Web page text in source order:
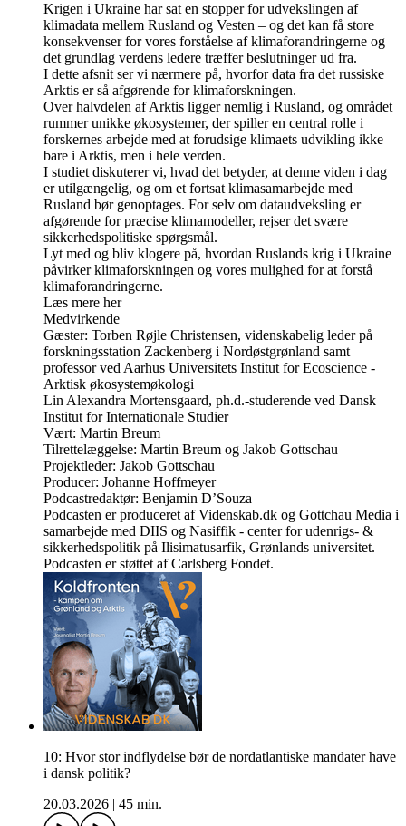
Krigen i Ukraine har sat en stopper for udvekslingen af
klimadata mellem Rusland og Vesten – og det kan få store
konsekvenser for vores forståelse af klimaforandringerne og
det grundlag verdens ledere træffer beslutninger ud fra.
I dette afsnit ser vi nærmere på, hvorfor data fra det russiske
Arktis er så afgørende for klimaforskningen.
Over halvdelen af Arktis ligger nemlig i Rusland, og området
rummer unikke økosystemer, der spiller en central rolle i
forskernes arbejde med at forudsige klimaets udvikling ikke
bare i Arktis, men i hele verden.
I studiet diskuterer vi, hvad det betyder, at denne viden i dag
er utilgængelig, og om et fortsat klimasamarbejde med
Rusland bør genoptages. For selv om dataudveksling er
afgørende for præcise klimamodeller, rejser det svære
sikkerhedspolitiske spørgsmål.
Lyt med og bliv klogere på, hvordan Ruslands krig i Ukraine
påvirker klimaforskningen og vores mulighed for at forstå
klimaforandringerne.
Læs mere her
Medvirkende
Gæster: Torben Røjle Christensen, videnskabelig leder på
forskningsstation Zackenberg i Nordøstgrønland samt
professor ved Aarhus Universitets Institut for Ecoscience -
Arktisk økosystemøkologi
Lin Alexandra Mortensgaard, ph.d.-studerende ved Dansk
Institut for Internationale Studier
Vært: Martin Breum
Tilrettelæggelse: Martin Breum og Jakob Gottschau
Projektleder: Jakob Gottschau
Producer: Johanne Hoffmeyer
Podcastredaktør: Benjamin D’Souza
Podcasten er produceret af Videnskab.dk og Gottchau Media i
samarbejde med DIIS og Nasiffik - center for udenrigs- &
sikkerhedspolitik på Ilisimatusarfik, Grønlands universitet.
Podcasten er støttet af Carlsberg Fondet.
10: Hvor stor indflydelse bør de nordatlantiske mandater have
i dansk politik?
20.03.2026
45 min.